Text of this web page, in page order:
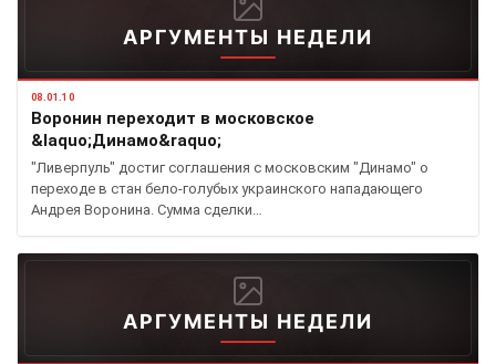
АРГУМЕНТЫ НЕДЕЛИ
08.01.10
Воронин переходит в московское
&laquo;Динамо&raquo;
"Ливерпуль" достиг соглашения с московским "Динамо" о
переходе в стан бело-голубых украинского нападающего
Андрея Воронина. Сумма сделки…
АРГУМЕНТЫ НЕДЕЛИ